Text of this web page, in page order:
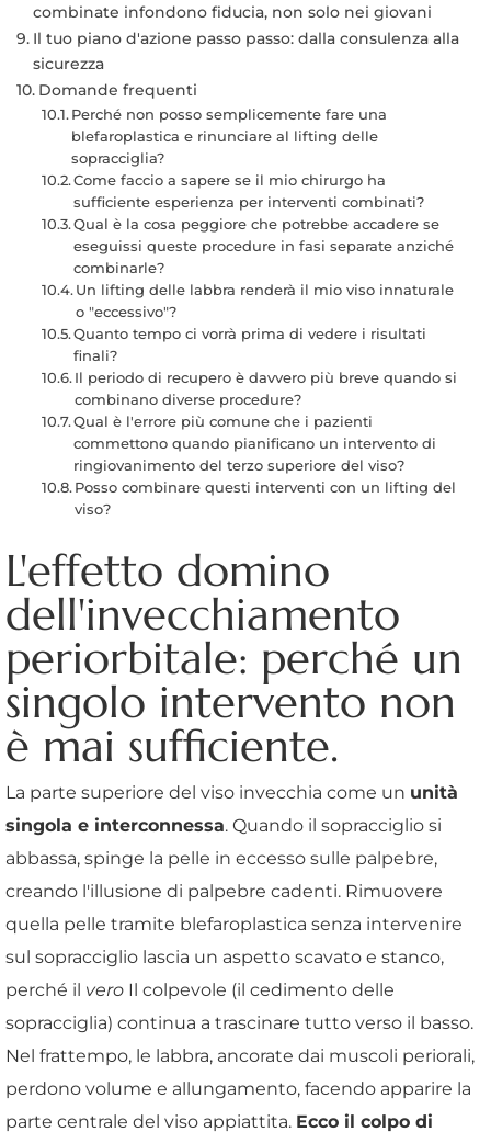
combinate infondono fiducia, non solo nei giovani
Il tuo piano d'azione passo passo: dalla consulenza alla
sicurezza
Domande frequenti
Perché non posso semplicemente fare una
blefaroplastica e rinunciare al lifting delle
sopracciglia?
Come faccio a sapere se il mio chirurgo ha
sufficiente esperienza per interventi combinati?
Qual è la cosa peggiore che potrebbe accadere se
eseguissi queste procedure in fasi separate anziché
combinarle?
Un lifting delle labbra renderà il mio viso innaturale
o "eccessivo"?
Quanto tempo ci vorrà prima di vedere i risultati
finali?
Il periodo di recupero è davvero più breve quando si
combinano diverse procedure?
Qual è l'errore più comune che i pazienti
commettono quando pianificano un intervento di
ringiovanimento del terzo superiore del viso?
Posso combinare questi interventi con un lifting del
viso?
L'effetto domino
dell'invecchiamento
periorbitale: perché un
singolo intervento non
è mai sufficiente.
La parte superiore del viso invecchia come un unità
singola e interconnessa. Quando il sopracciglio si
abbassa, spinge la pelle in eccesso sulle palpebre,
creando l'illusione di palpebre cadenti. Rimuovere
quella pelle tramite blefaroplastica senza intervenire
sul sopracciglio lascia un aspetto scavato e stanco,
perché il vero Il colpevole (il cedimento delle
sopracciglia) continua a trascinare tutto verso il basso.
Nel frattempo, le labbra, ancorate dai muscoli periorali,
perdono volume e allungamento, facendo apparire la
parte centrale del viso appiattita. Ecco il colpo di